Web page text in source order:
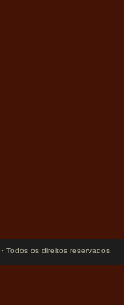
· Todos os direitos reservados.